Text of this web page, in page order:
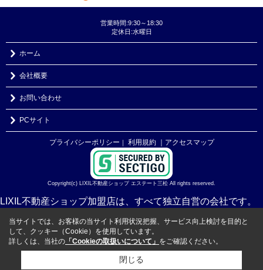
営業時間:9:30～18:30
定休日:水曜日
ホーム
会社概要
お問い合わせ
PCサイト
プライバシーポリシー ｜ 利用規約 ｜アクセスマップ
Copyright(c) LIXIL不動産ショップ エステート三松 All rights reserved.
LIXIL不動産ショップ加盟店は、すべて独立自営の会社です。
当サイトでは、お客様の当サイト利用状況把握、サービス向上検討を目的と
して、クッキー（Cookie）を使用しています。
詳しくは、当社の 「Cookieの取扱いについて」 をご確認ください。
閉じる